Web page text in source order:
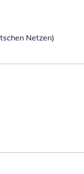
Netzen)